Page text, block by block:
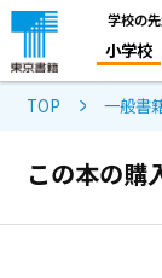
学校の
小学校
TOP 一般書
この本の購